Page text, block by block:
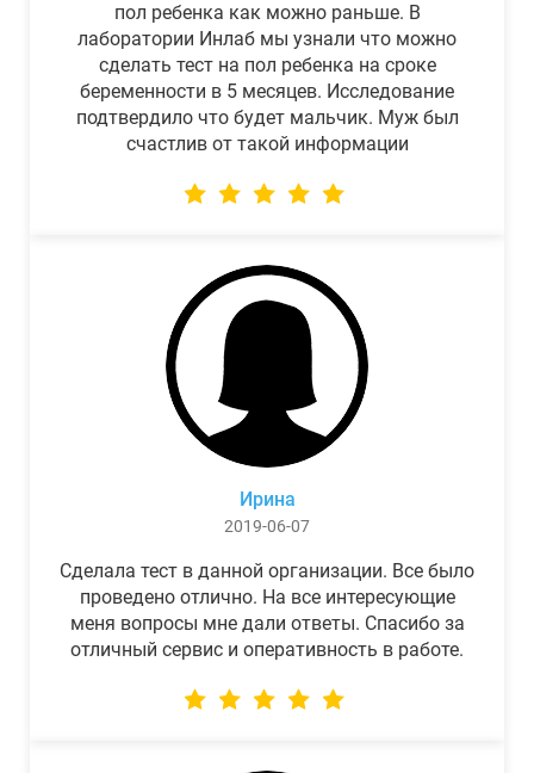
пол ребенка как можно раньше. В
лаборатории Инлаб мы узнали что можно
сделать тест на пол ребенка на сроке
беременности в 5 месяцев. Исследование
подтвердило что будет мальчик. Муж был
счастлив от такой информации
Ирина
2019-06-07
Сделала тест в данной организации. Все было
проведено отлично. На все интересующие
меня вопросы мне дали ответы. Спасибо за
отличный сервис и оперативность в работе.